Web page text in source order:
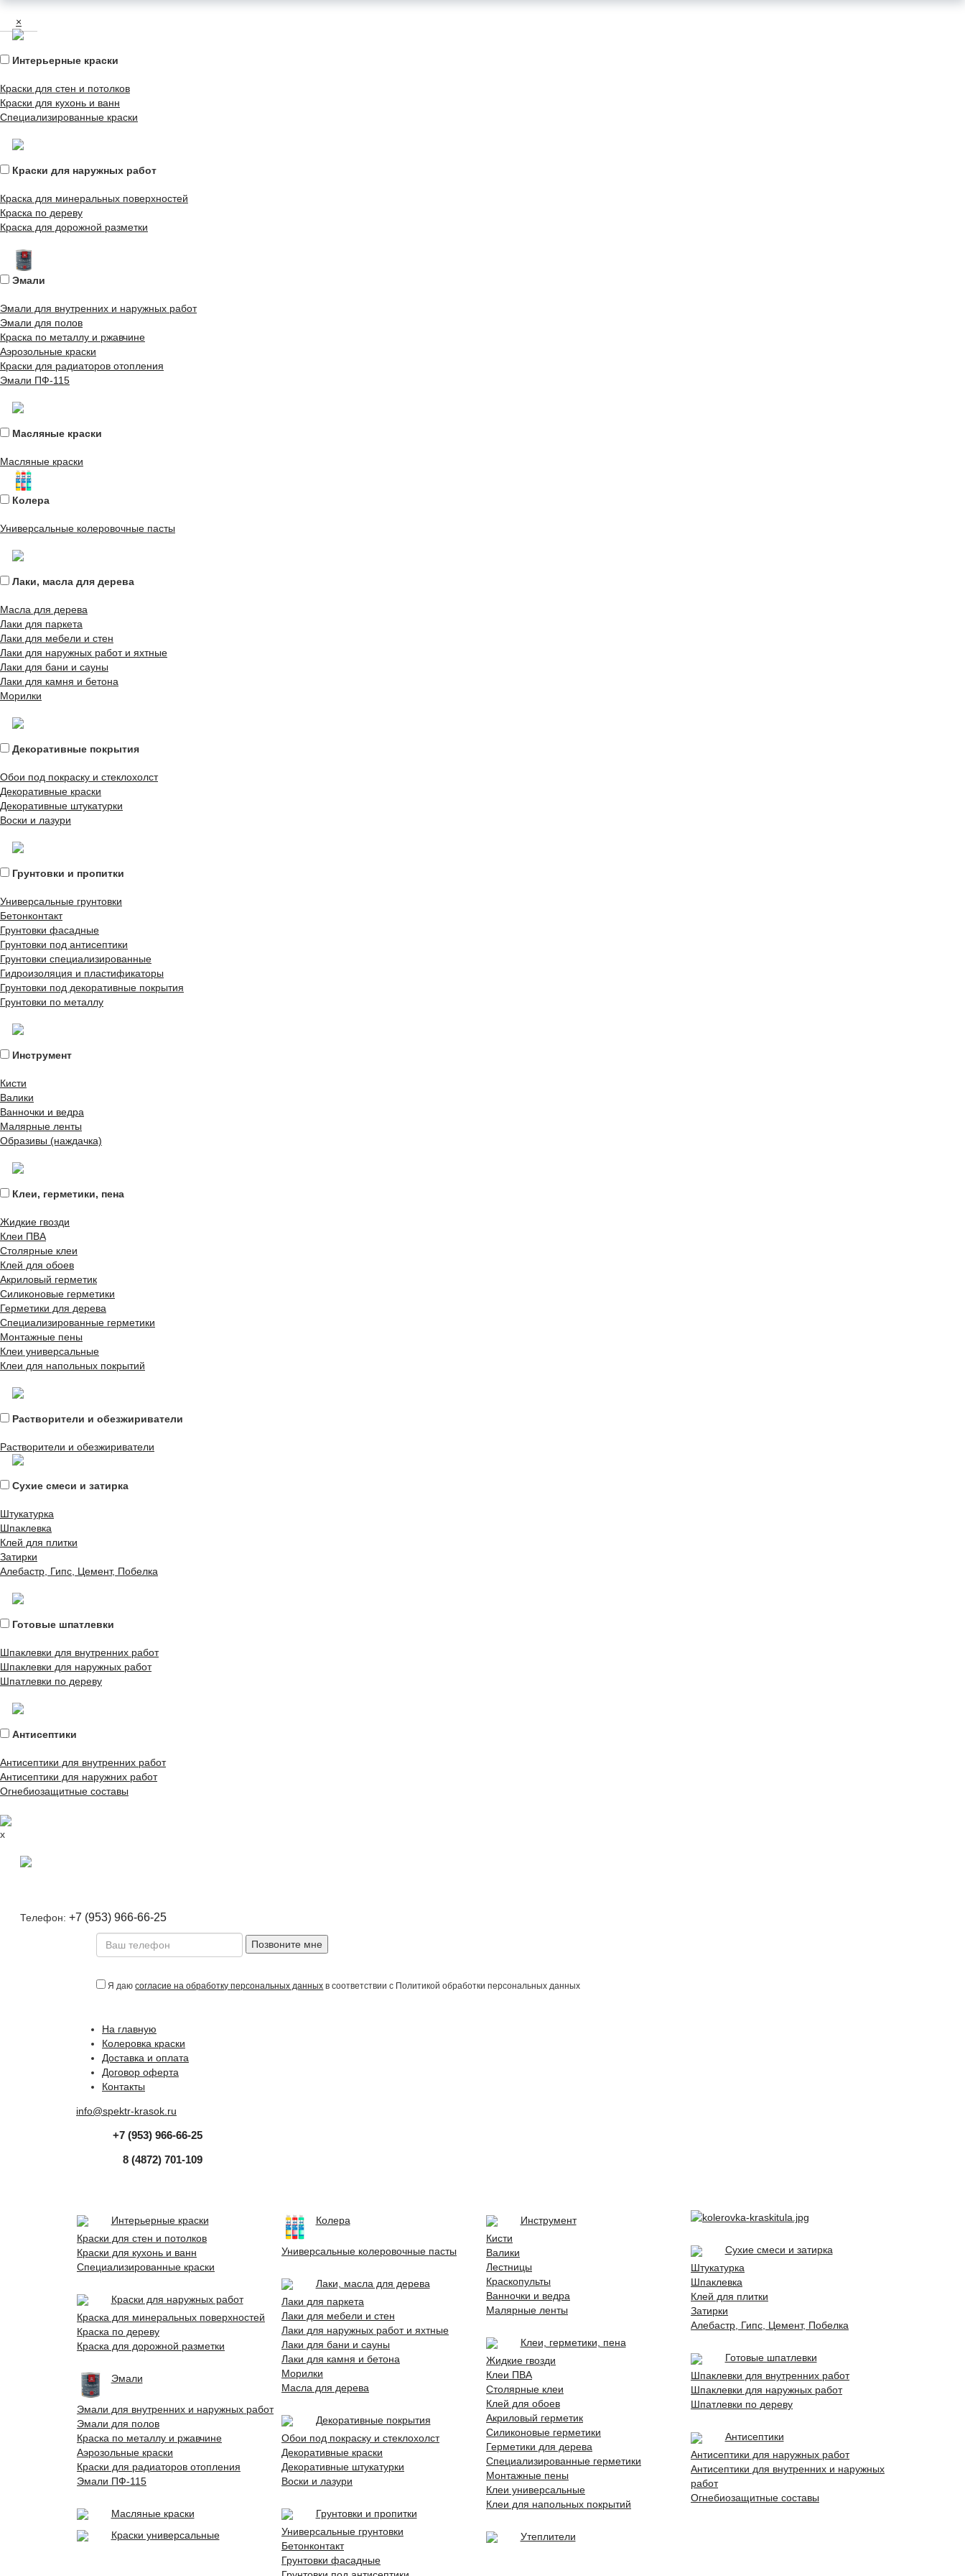
×
Интерьерные краски
Краски для стен и потолков
Краски для кухонь и ванн
Специализированные краски
Краски для наружных работ
Краска для минеральных поверхностей
Краска по дереву
Краска для дорожной разметки
Эмали
Эмали для внутренних и наружных работ
Эмали для полов
Краска по металлу и ржавчине
Аэрозольные краски
Краски для радиаторов отопления
Эмали ПФ-115
Масляные краски
Масляные краски
Колера
Универсальные колеровочные пасты
Лаки, масла для дерева
Масла для дерева
Лаки для паркета
Лаки для мебели и стен
Лаки для наружных работ и яхтные
Лаки для бани и сауны
Лаки для камня и бетона
Морилки
Декоративные покрытия
Обои под покраску и стеклохолст
Декоративные краски
Декоративные штукатурки
Воски и лазури
Грунтовки и пропитки
Универсальные грунтовки
Бетонконтакт
Грунтовки фасадные
Грунтовки под антисептики
Грунтовки специализированные
Гидроизоляция и пластификаторы
Грунтовки под декоративные покрытия
Грунтовки по металлу
Инструмент
Кисти
Валики
Ванночки и ведра
Малярные ленты
Образивы (наждачка)
Клеи, герметики, пена
Жидкие гвозди
Клеи ПВА
Столярные клеи
Клей для обоев
Акриловый герметик
Силиконовые герметики
Герметики для дерева
Специализированные герметики
Монтажные пены
Клеи универсальные
Клеи для напольных покрытий
Растворители и обезжириватели
Растворители и обезжириватели
Сухие смеси и затирка
Штукатурка
Шпаклевка
Клей для плитки
Затирки
Алебастр, Гипс, Цемент, Побелка
Готовые шпатлевки
Шпаклевки для внутренних работ
Шпаклевки для наружных работ
Шпатлевки по дереву
Антисептики
Антисептики для внутренних работ
Антисептики для наружних работ
Огнебиозащитные составы
x
Телефон: +7 (953) 966-66-25
Позвоните мне
Я даюсогласие на обработку персональных данных в соответствии с Политикой обработки персональных данных
На главную
Колеровка краски
Доставка и оплата
Договор оферта
Контакты
info@spektr-krasok.ru
+7 (953) 966-66-25
8 (4872) 701-109
Интерьерные краски
Краски для стен и потолков
Краски для кухонь и ванн
Специализированные краски
Краски для наружных работ
Краска для минеральных поверхностей
Краска по дереву
Краска для дорожной разметки
Эмали
Эмали для внутренних и наружных работ
Эмали для полов
Краска по металлу и ржавчине
Аэрозольные краски
Краски для радиаторов отопления
Эмали ПФ-115
Масляные краски
Краски универсальные
Колера
Универсальные колеровочные пасты
Лаки, масла для дерева
Лаки для паркета
Лаки для мебели и стен
Лаки для наружных работ и яхтные
Лаки для бани и сауны
Лаки для камня и бетона
Морилки
Масла для дерева
Декоративные покрытия
Обои под покраску и стеклохолст
Декоративные краски
Декоративные штукатурки
Воски и лазури
Грунтовки и пропитки
Универсальные грунтовки
Бетонконтакт
Грунтовки фасадные
Инструмент
Кисти
Валики
Лестницы
Краскопульты
Ванночки и ведра
Малярные ленты
Клеи, герметики, пена
Жидкие гвозди
Клеи ПВА
Столярные клеи
Клей для обоев
Акриловый герметик
Силиконовые герметики
Герметики для дерева
Специализированные герметики
Монтажные пены
Клеи универсальные
Клеи для напольных покрытий
Утеплители
Сухие смеси и затирка
Штукатурка
Шпаклевка
Клей для плитки
Затирки
Алебастр, Гипс, Цемент, Побелка
Готовые шпатлевки
Шпаклевки для внутренних работ
Шпаклевки для наружных работ
Шпатлевки по дереву
Антисептики
Антисептики для наружных работ
Антисептики для внутренних и наружных
работ
Огнебиозащитные составы